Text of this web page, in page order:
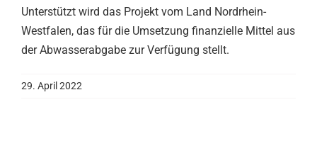
Unterstützt wird das Projekt vom Land Nordrhein-
Westfalen, das für die Umsetzung finanzielle Mittel aus
der Abwasserabgabe zur Verfügung stellt.
29. April 2022